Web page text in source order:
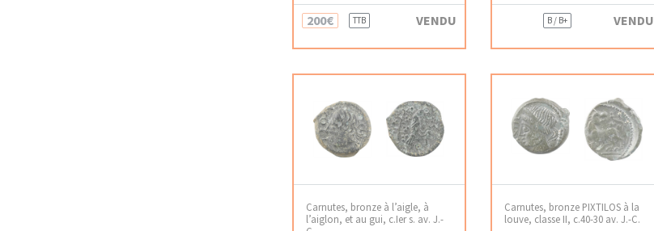
200€ TTB VENDU B / B+ VENDU
Carnutes, bronze à l’aigle, à
l’aiglon, et au gui, c.Ier s. av. J.-
Carnutes, bronze PIXTILOS à la
louve, classe II, c.40-30 av. J.-C.